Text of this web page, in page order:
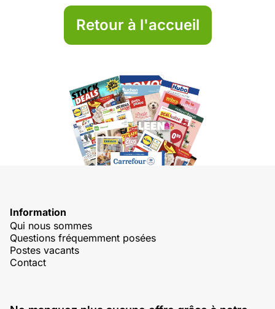
Retour à l'accueil
Information
Qui nous sommes
Questions fréquemment posées
Postes vacants
Contact